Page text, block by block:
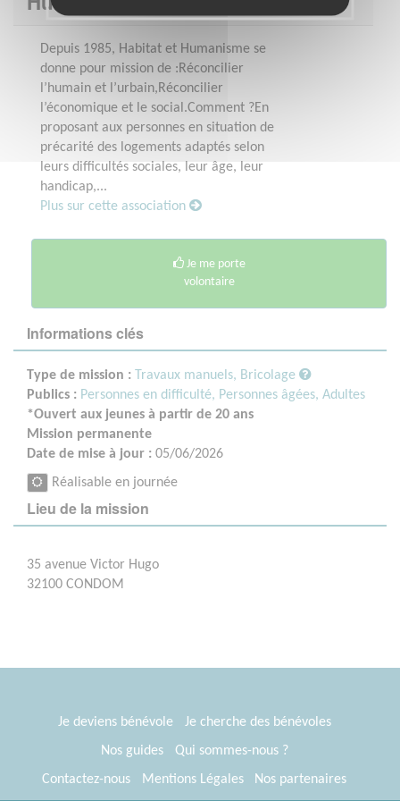
Depuis 1985, Habitat et Humanisme se
donne pour mission de :Réconcilier
l’humain et l’urbain,Réconcilier
l’économique et le social.Comment ?En
proposant aux personnes en situation de
précarité des logements adaptés selon
leurs difficultés sociales, leur âge, leur
handicap,...
Plus sur cette association
Je me porte
volontaire
Informations clés
Type de mission : Travaux manuels, Bricolage
Publics : Personnes en difficulté, Personnes âgées, Adultes
*Ouvert aux jeunes à partir de 20 ans
Mission permanente
Date de mise à jour : 05/06/2026
Réalisable en journée
Lieu de la mission
35 avenue Victor Hugo
32100 CONDOM
Je deviens bénévole
Je cherche des bénévoles
Nos guides
Qui sommes-nous ?
Contactez-nous
Mentions Légales
Nos partenaires